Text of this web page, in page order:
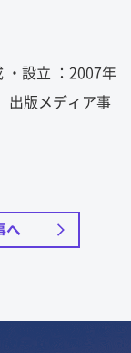
・設立 ：2007年
出版メディア事
へ